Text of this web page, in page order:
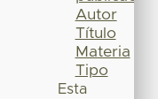
Autor
Título
Materia
Tipo
Esta